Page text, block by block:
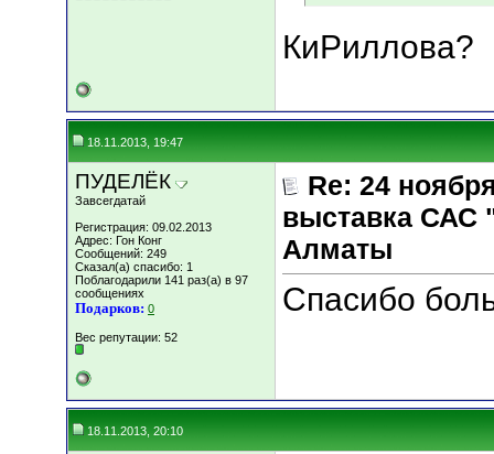
КиРиллова?
18.11.2013, 19:47
ПУДЕЛЁК
Завсегдатай
Регистрация: 09.02.2013
Адрес: Гон Конг
Сообщений: 249
Сказал(а) спасибо: 1
Поблагодарили 141 раз(а) в 97
сообщениях
Подарков: 0
Вес репутации: 52
Re: 24
выставка САС
Алматы
Спасибо
18.11.2013, 20:10